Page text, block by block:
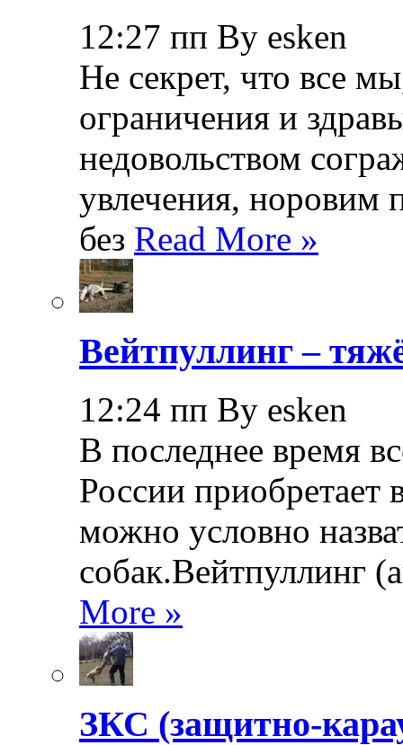
12:27 пп By esken
Не секрет, что все
ограничения и
недовольством
увлечения, норовим
без Read More »
Вейтпуллинг –
12:24 пп By esken
В последнее время
России приобретает
можно условно
собак.Вейтпуллинг
More »
ЗКС (защитно-